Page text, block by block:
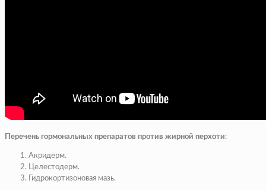
Перечень гормональных препаратов против жирной перхоти:
Акридерм.
Целестодерм.
Гидрокортизоновая мазь.